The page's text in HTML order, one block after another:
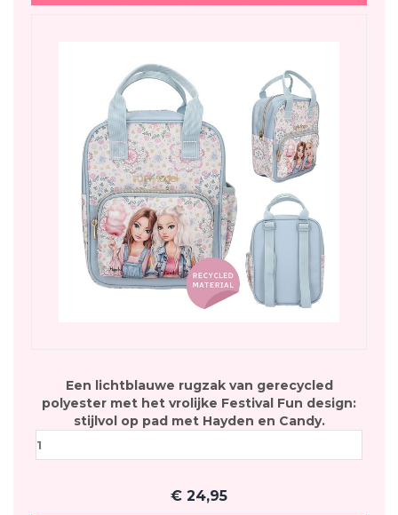
Een lichtblauwe rugzak van gerecycled
polyester met het vrolijke Festival Fun design:
stijlvol op pad met Hayden en Candy.
€ 24,95